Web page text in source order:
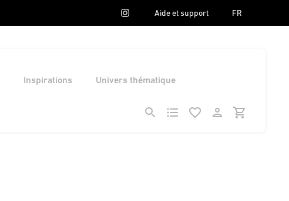
Aide et support FR
Inspirations Univers thématique